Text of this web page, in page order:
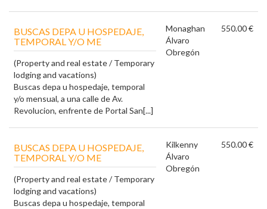
BUSCAS DEPA U HOSPEDAJE,
TEMPORAL Y/O ME
(Property and real estate / Temporary
lodging and vacations)
Buscas depa u hospedaje, temporal
y/o mensual, a una calle de Av.
Revolucion, enfrente de Portal San[...]
Monaghan
Álvaro
Obregón
550.00 €
BUSCAS DEPA U HOSPEDAJE,
TEMPORAL Y/O ME
(Property and real estate / Temporary
lodging and vacations)
Buscas depa u hospedaje, temporal
Kilkenny
Álvaro
Obregón
550.00 €